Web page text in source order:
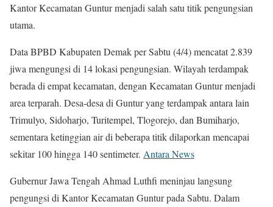
Kantor Kecamatan Guntur menjadi salah satu titik pengungsian
utama.
Data BPBD Kabupaten Demak per Sabtu (4/4) mencatat 2.839
jiwa mengungsi di 14 lokasi pengungsian. Wilayah terdampak
berada di empat kecamatan, dengan Kecamatan Guntur menjadi
area terparah. Desa-desa di Guntur yang terdampak antara lain
Trimulyo, Sidoharjo, Turitempel, Tlogorejo, dan Bumiharjo,
sementara ketinggian air di beberapa titik dilaporkan mencapai
sekitar 100 hingga 140 sentimeter. Antara News
Gubernur Jawa Tengah Ahmad Luthfi meninjau langsung
pengungsi di Kantor Kecamatan Guntur pada Sabtu. Dalam